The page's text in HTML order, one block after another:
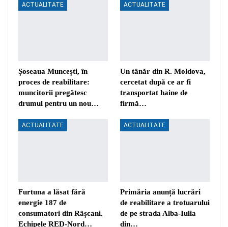
ACTUALITATE
Șoseaua Muncești, în
proces de reabilitare:
muncitorii pregătesc
drumul pentru un nou…
ACTUALITATE
Un tânăr din R. Moldova,
cercetat după ce ar fi
transportat haine de
firmă…
ACTUALITATE
Furtuna a lăsat fără
energie 187 de
consumatori din Râșcani.
Echipele RED-Nord…
ACTUALITATE
Primăria anunță lucrări
de reabilitare a trotuarului
de pe strada Alba-Iulia
din…